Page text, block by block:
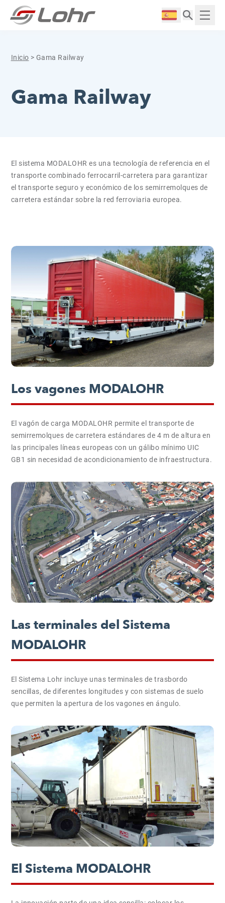
Saltar al contenido
Langue :
Inicio > Gama Railway
Gama Railway
El sistema MODALOHR es una tecnología de referencia en el
transporte combinado ferrocarril-carretera para garantizar
el transporte seguro y económico de los semirremolques de
carretera estándar sobre la red ferroviaria europea.
Los vagones MODALOHR
El vagón de carga MODALOHR permite el transporte de
semirremolques de carretera estándares de 4 m de altura en
las principales líneas europeas con un gálibo mínimo UIC
GB1 sin necesidad de acondicionamiento de infraestructura.
Las terminales del Sistema
MODALOHR
El Sistema Lohr incluye unas terminales de trasbordo
sencillas, de diferentes longitudes y con sistemas de suelo
que permiten la apertura de los vagones en ángulo.
El Sistema MODALOHR
Panel de gestión de cookies